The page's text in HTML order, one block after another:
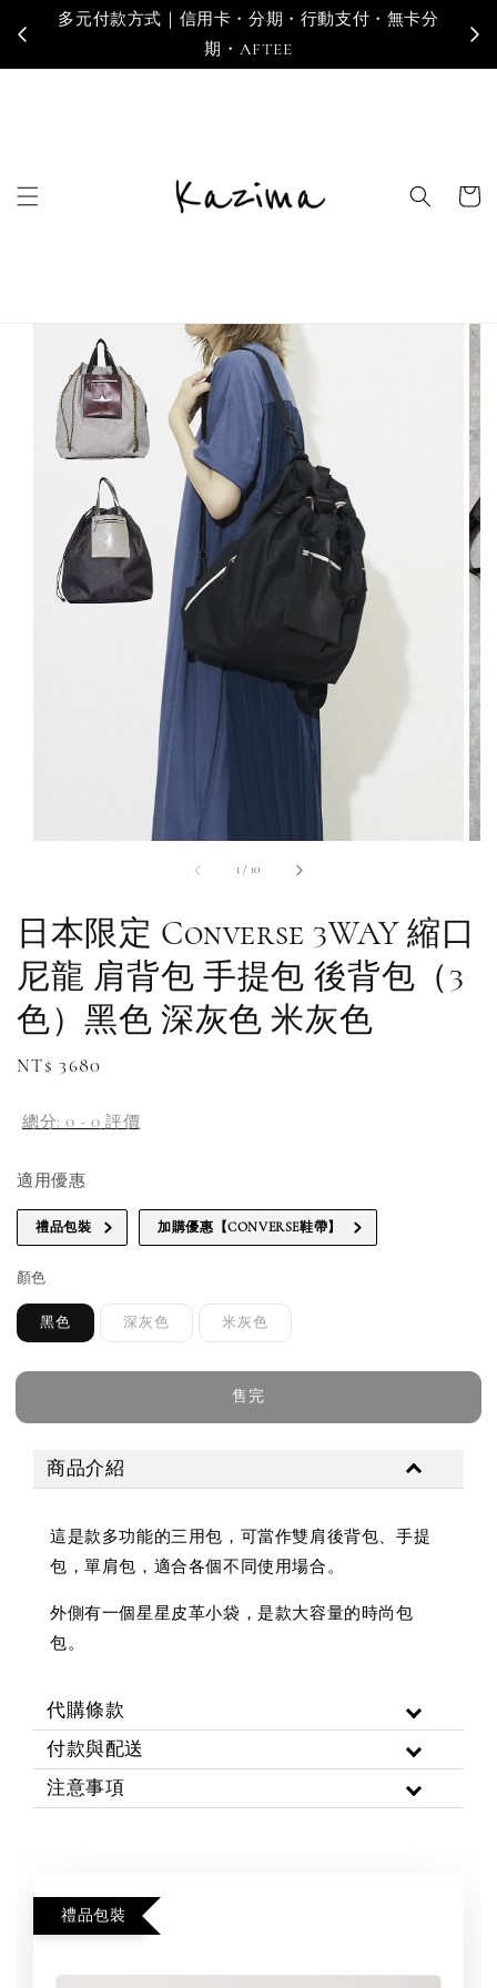
多元付款方式｜信用卡・分期・行動支付・無卡分
期・AFTEE
寄
1 / 10
日本限定 Converse 3WAY 縮口
尼龍 肩背包 手提包 後背包（3
色）黑色 深灰色 米灰色
Regular
NT$ 3680
總分:0 - 0 評價
適用優惠
禮品包裝 加購優惠【CONVERSE鞋帶】
顏色
黑色 深灰色 米灰色
售完
商品介紹
這是款多功能的三用包，可當作雙肩後背包、手提
包，單肩包，適合各個不同使用場合。
外側有一個星星皮革小袋，是款大容量的時尚包
包。
代購條款
付款與配送
注意事項
禮品包裝